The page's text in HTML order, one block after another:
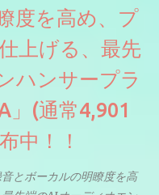
度を高め、プ
上げる、最先
ハンサープラ
」(通常4,901
中！！
とボーカルの明瞭度を高